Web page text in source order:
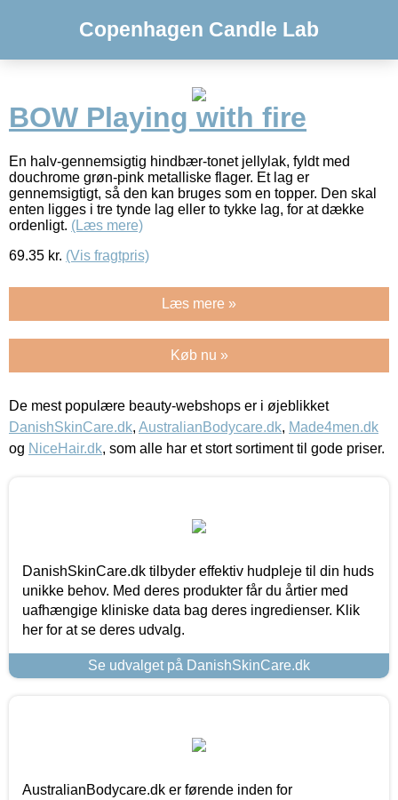
Copenhagen Candle Lab
BOW Playing with fire
En halv-gennemsigtig hindbær-tonet jellylak, fyldt med
douchrome grøn-pink metalliske flager. Et lag er
gennemsigtigt, så den kan bruges som en topper. Den skal
enten ligges i tre tynde lag eller to tykke lag, for at dække
ordenligt. (Læs mere)
69.35 kr. (Vis fragtpris)
Læs mere »
Køb nu »
De mest populære beauty-webshops er i øjeblikket
DanishSkinCare.dk, AustralianBodycare.dk, Made4men.dk
og NiceHair.dk, som alle har et stort sortiment til gode priser.
DanishSkinCare.dk tilbyder effektiv hudpleje til din huds
unikke behov. Med deres produkter får du årtier med
uafhængige kliniske data bag deres ingredienser. Klik
her for at se deres udvalg.
Se udvalget på DanishSkinCare.dk
AustralianBodycare.dk er førende inden for